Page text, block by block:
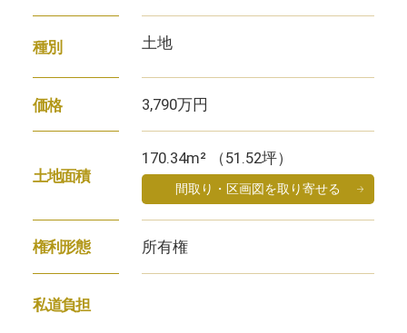
種別 土地
価格 3,790万円
土地面積
170.34m² （51.52坪）
間取り・区画図を取り寄せる
権利形態 所有権
私道負担